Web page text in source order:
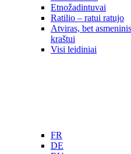
Etnožadintuvai
Ratilio – ratui ratujo
Atviras, bet
kraštui
Visi leidiniai
FR
DE